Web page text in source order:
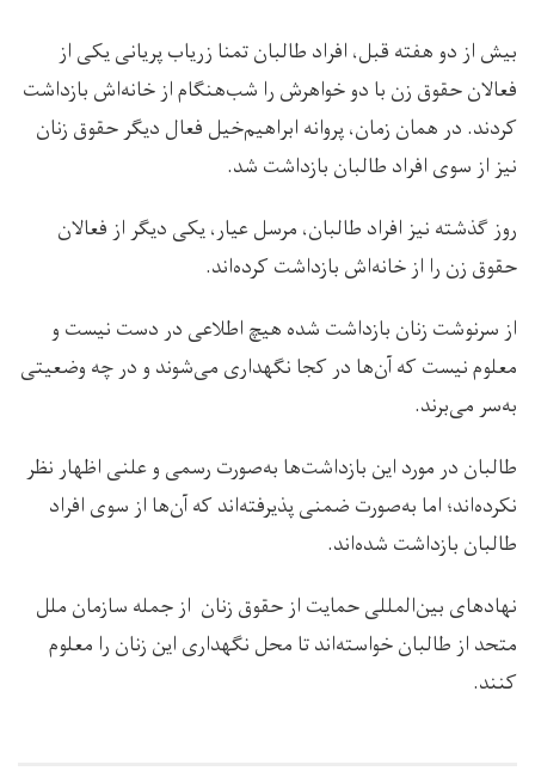
بیش از دو هفته قبل، افراد طالبان تمنا زریاب پریانی یکی از
فعالان حقوق زن با دو خواهرش را شب‌هنگام از خانه‌اش بازداشت
کردند. در همان زمان، پروانه ابراهیم‌خیل فعال دیگر حقوق زنان
نیز از سوی افراد طالبان بازداشت شد.
روز گذشته نیز افراد طالبان، مرسل عیار، یکی دیگر از فعالان
حقوق زن را از خانه‌اش بازداشت کرده‌اند.
از سرنوشت زنان بازداشت شده هیچ اطلاعی در دست نیست و
معلوم نیست که آن‌ها در کجا نگهداری می‌شوند و در چه وضعیتی
به‌سر می‌برند.
طالبان در مورد این بازداشت‌ها به‌صورت رسمی و علنی اظهار نظر
نکرده‌اند؛ اما به‌صورت ضمنی پذیرفته‌اند که آن‌ها از سوی افراد
طالبان بازداشت شده‌اند.
نهادهای بین‌المللی حمایت از حقوق زنان از جمله سازمان ملل
متحد از طالبان خواسته‌اند تا محل نگهداری این زنان را معلوم
کنند.